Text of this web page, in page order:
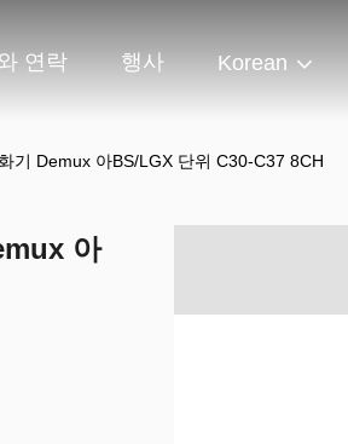
연락 행사 Korean
기 Demux 아BS/LGX 단위 C30-C37 8CH
아